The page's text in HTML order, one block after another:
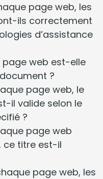
page web, les
ils correctement
d’assistance
page web est-elle
?
page web, le
il valide selon le
?
page web
ce titre est-il
page web, les